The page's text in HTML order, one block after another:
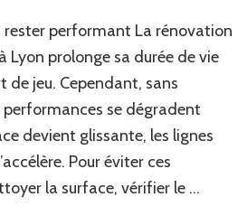
performant La rénovation
Lyon prolonge sa durée de vie
jeu. Cependant, sans
performances se dégradent
devient glissante, les lignes
Pour éviter ces
la surface, vérifier le …